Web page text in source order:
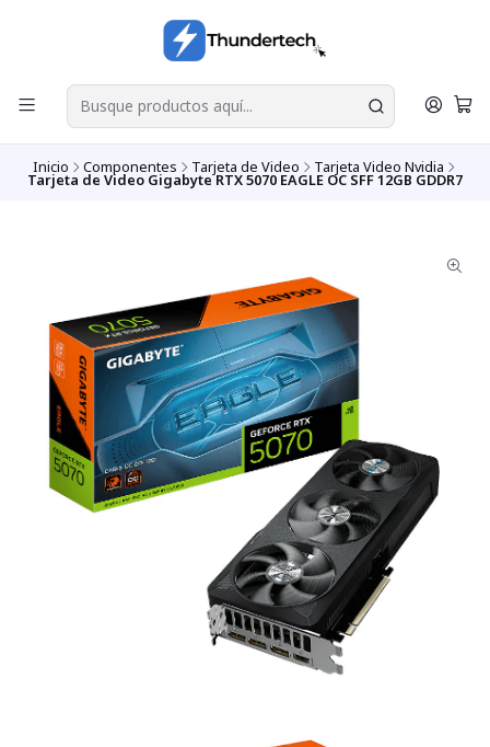
Inicio Componentes Tarjeta de Video Tarjeta Video Nvidia
Tarjeta de Video Gigabyte RTX 5070 EAGLE OC SFF 12GB GDDR7